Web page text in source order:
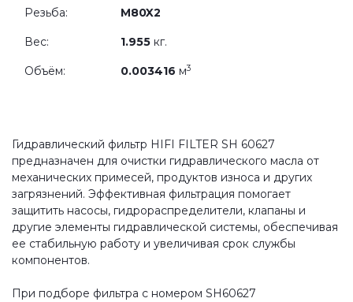
Резьба: M80X2
Вес: 1.955 кг.
Объём: 0.003416 м3
Гидравлический фильтр HIFI FILTER SH 60627
предназначен для очистки гидравлического масла от
механических примесей, продуктов износа и других
загрязнений. Эффективная фильтрация помогает
защитить насосы, гидрораспределители, клапаны и
другие элементы гидравлической системы, обеспечивая
ее стабильную работу и увеличивая срок службы
компонентов.
При подборе фильтра с номером SH60627